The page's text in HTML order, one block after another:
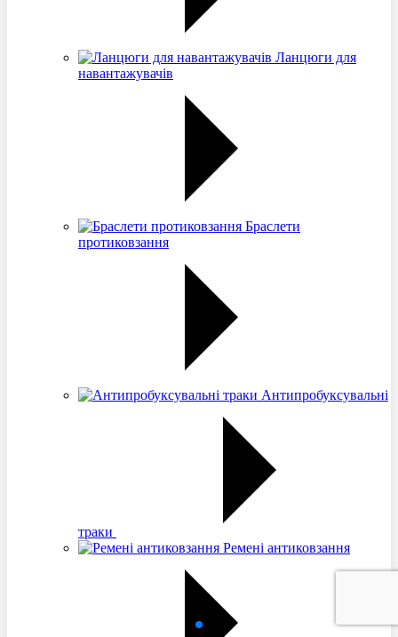
Ланцюги для
навантажувачів
Браслети
протиковзання
Антипробуксувальні
траки
Ремені антиковзання